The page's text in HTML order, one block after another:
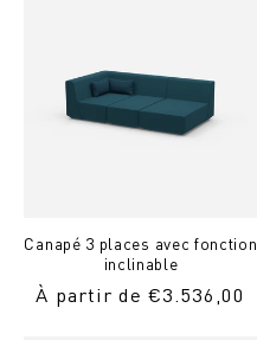
Canapé 3 places avec fonction
inclinable
Prix
À partir de €3.536,00